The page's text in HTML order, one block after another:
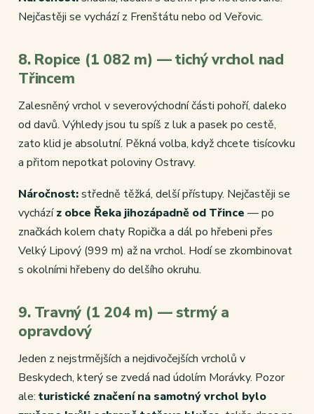
Nejčastěji se vychází z Frenštátu nebo od Veřovic.
8. Ropice (1 082 m) — tichý vrchol nad
Třincem
Zalesněný vrchol v severovýchodní části pohoří, daleko
od davů. Výhledy jsou tu spíš z luk a pasek po cestě,
zato klid je absolutní. Pěkná volba, když chcete tisícovku
a přitom nepotkat poloviny Ostravy.
Náročnost:středně těžká, delší přístupy. Nejčastěji se
vycházíz obce Řeka jihozápadně od Třince — po
značkách kolem chaty Ropička a dál po hřebeni přes
Velký Lipový (999 m) až na vrchol. Hodí se zkombinovat
s okolními hřebeny do delšího okruhu.
9. Travný (1 204 m) — strmý a
opravdový
Jeden z nejstrmějších a nejdivočejších vrcholů v
Beskydech, který se zvedá nad údolím Morávky. Pozor
ale: turistické značení na samotný vrchol bylo